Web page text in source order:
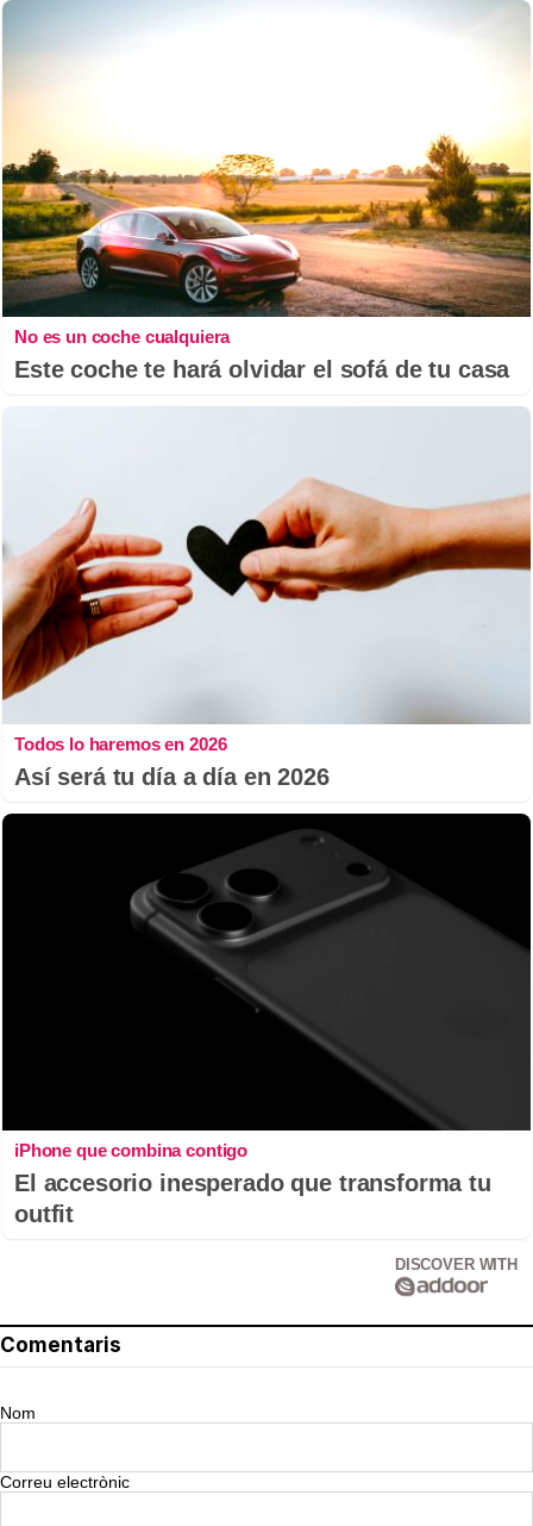
No es un coche cualquiera
Este coche te hará olvidar el sofá de tu casa
Todos lo haremos en 2026
Así será tu día a día en 2026
iPhone que combina contigo
El accesorio inesperado que transforma tu
outfit
DISCOVER WITH
Comentaris
Nom
Correu electrònic